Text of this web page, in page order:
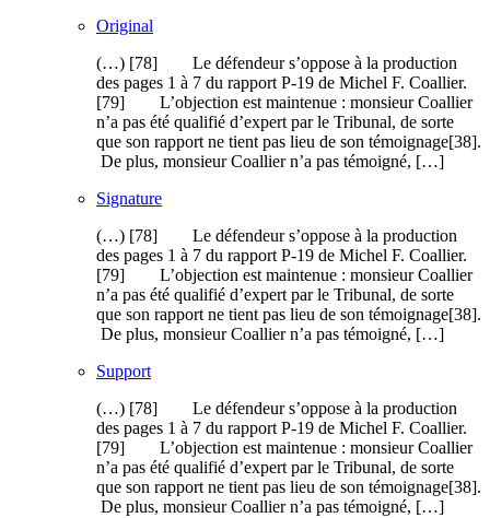
Original
(…) [78] Le défendeur s’oppose à la production
des pages 1 à 7 du rapport P-19 de Michel F. Coallier.
[79] L’objection est maintenue : monsieur Coallier
n’a pas été qualifié d’expert par le Tribunal, de sorte
que son rapport ne tient pas lieu de son témoignage[38].
De plus, monsieur Coallier n’a pas témoigné, […]
Signature
(…) [78] Le défendeur s’oppose à la production
des pages 1 à 7 du rapport P-19 de Michel F. Coallier.
[79] L’objection est maintenue : monsieur Coallier
n’a pas été qualifié d’expert par le Tribunal, de sorte
que son rapport ne tient pas lieu de son témoignage[38].
De plus, monsieur Coallier n’a pas témoigné, […]
Support
(…) [78] Le défendeur s’oppose à la production
des pages 1 à 7 du rapport P-19 de Michel F. Coallier.
[79] L’objection est maintenue : monsieur Coallier
n’a pas été qualifié d’expert par le Tribunal, de sorte
que son rapport ne tient pas lieu de son témoignage[38].
De plus, monsieur Coallier n’a pas témoigné, […]